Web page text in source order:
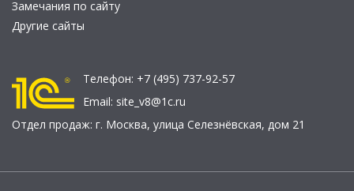
Замечания по сайту
Другие сайты
Телефон: +7 (495) 737-92-57
Email: site_v8@1c.ru
Отдел продаж: г. Москва, улица Селезнёвская, дом 21